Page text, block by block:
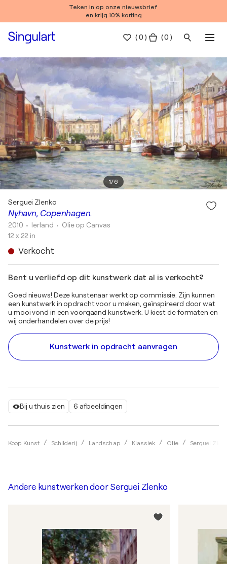
Teken in op onze nieuwsbrief
en krijg 10% korting
(0 ) ( 0 )
1/6
Bij u thuis zien 6 afbeeldingen
Koop Kunst Schilderij Landschap Klassiek Olie Serguei
Nyhavn, Copenhagen.
Serguei Zlenko
2010 • Ierland • Olie op Canvas
12 x 22 in
Verkocht
Bent u verliefd op dit kunstwerk dat al is verkocht?
Goed nieuws! Deze kunstenaar werkt op commissie. Zijn kunnen
een kunstwerk in opdracht voor u maken, geïnspireerd door wat
u mooi vond in een voorgaand kunstwerk. U kiest de formaten en
wij onderhandelen over de prijs!
Kunstwerk in opdracht aanvragen
Andere kunstwerken door Serguei Zlenko